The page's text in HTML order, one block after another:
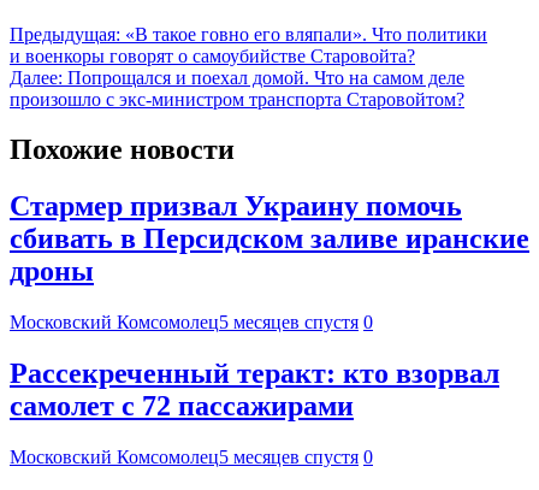
Предыдущая: «В такое говно его вляпали». Что политики
и военкоры говорят о самоубийстве Старовойта?
Далее: Попрощался и поехал домой. Что на самом деле
произошло с экс-министром транспорта Старовойтом?
Похожие новости
Стармер призвал Украину помочь
сбивать в Персидском заливе иранские
дроны
Московский Комсомолец5 месяцев спустя 0
Рассекреченный теракт: кто взорвал
самолет с 72 пассажирами
Московский Комсомолец5 месяцев спустя 0